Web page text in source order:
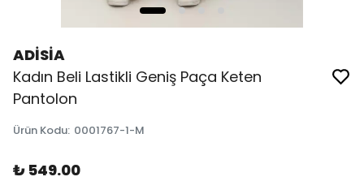
ADİSİA
Kadın Beli Lastikli Geniş Paça Keten
Pantolon
Ürün Kodu: 0001767-1-M
₺ 549.00